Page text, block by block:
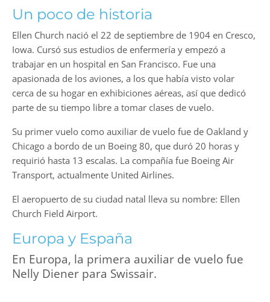
Un poco de historia
Ellen Church nació el 22 de septiembre de 1904 en Cresco,
Iowa. Cursó sus estudios de enfermería y empezó a
trabajar en un hospital en San Francisco. Fue una
apasionada de los aviones, a los que había visto volar
cerca de su hogar en exhibiciones aéreas, así que dedicó
parte de su tiempo libre a tomar clases de vuelo.
Su primer vuelo como auxiliar de vuelo fue de Oakland y
Chicago a bordo de un Boeing 80, que duró 20 horas y
requirió hasta 13 escalas. La compañía fue Boeing Air
Transport, actualmente United Airlines.
El aeropuerto de su ciudad natal lleva su nombre: Ellen
Church Field Airport.
Europa y España
En Europa, la primera auxiliar de vuelo fue
Nelly Diener para Swissair.